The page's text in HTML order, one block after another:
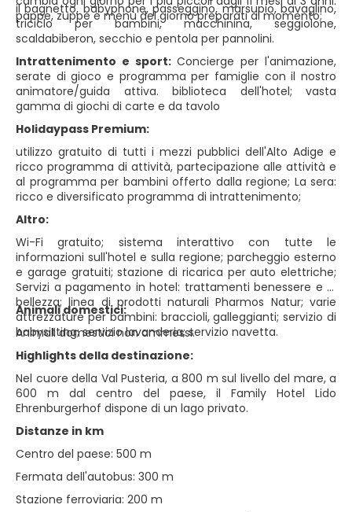
pappe, zuppe e menù del giorno preparati al momento;
il bagnetto, babyphone, passeggino, marsupio, bavaglino,
triciclo per bambini, macchinina, seggiolone,
scaldabiberon, secchio e pentola per pannolini.
Intrattenimento e sport: Concierge per l'animazione,
serate di gioco e programma per famiglie con il nostro
animatore/guida attiva. biblioteca dell'hotel; vasta
gamma di giochi di carte e da tavolo
Holidaypass Premium:
utilizzo gratuito di tutti i mezzi pubblici dell'Alto Adige e
ricco programma di attività, partecipazione alle attività e
al programma per bambini offerto dalla regione; La sera:
ricco e diversificato programma di intrattenimento;
Altro:
Wi-Fi gratuito; sistema interattivo con tutte le
informazioni sull'hotel e sulla regione; parcheggio esterno
e garage gratuiti; stazione di ricarica per auto elettriche;
Servizi a pagamento in hotel: trattamenti benessere e di
bellezza; linea di prodotti naturali Pharmos Natur; varie
attrezzature per bambini: braccioli, galleggianti; servizio di
babysitting; servizio lavanderia; servizio navetta.
Animali domestici:
Animali domestici non ammessi.
Highlights della destinazione:
Nel cuore della Val Pusteria, a 800 m sul livello del mare, a
600 m dal centro del paese, il Family Hotel Lido
Ehrenburgerhof dispone di un lago privato.
Distanze in km
Centro del paese: 500 m
Fermata dell'autobus: 300 m
Stazione ferroviaria: 200 m